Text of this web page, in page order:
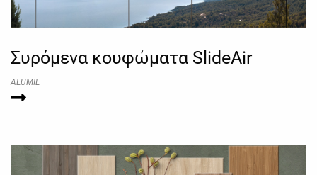
Συρόμενα κουφώματα SlideAir
ALUMIL